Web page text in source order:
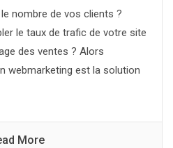
nombre de vos clients ?
le taux de trafic de votre site
des ventes ? Alors
webmarketing est la solution
More